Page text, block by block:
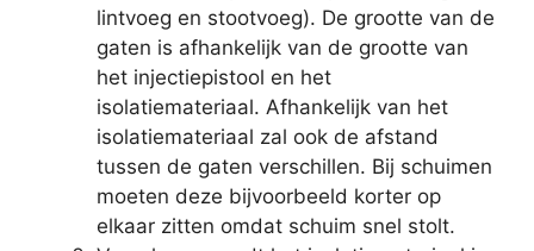
lintvoeg en stootvoeg). De grootte van de
gaten is afhankelijk van de grootte van
het injectiepistool en het
isolatiemateriaal. Afhankelijk van het
isolatiemateriaal zal ook de afstand
tussen de gaten verschillen. Bij schuimen
moeten deze bijvoorbeeld korter op
elkaar zitten omdat schuim snel stolt.